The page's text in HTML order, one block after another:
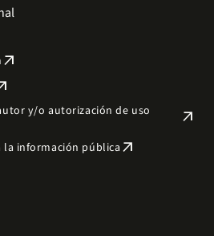
arrow_outward
y/o autorización de uso
arrow_outward
la información pública arrow_outward